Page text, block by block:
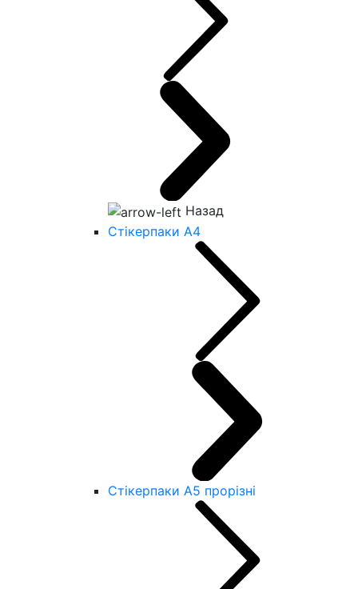
Назад
Стікерпаки А4
Стікерпаки А5 прорізні